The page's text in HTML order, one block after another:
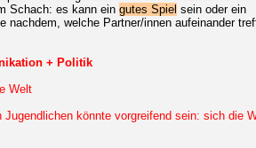
Schach: es kann ein gutes Spiel sein oder ein
nachdem, welche Partner/innen aufeinander
+ Politik
Welt
Jugendlichen könnte vorgreifend sein: sich die